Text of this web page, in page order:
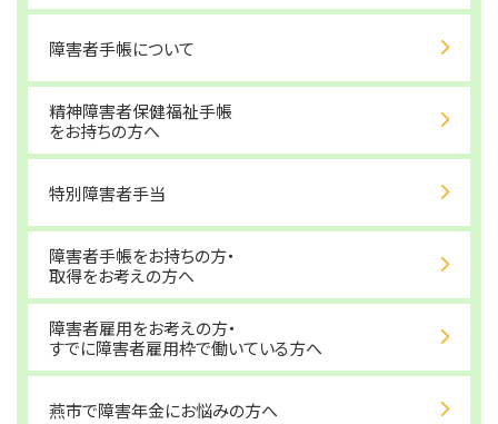
障害者手帳について
精神障害者保健福祉手帳
をお持ちの方へ
特別障害者手当
障害者手帳をお持ちの方・
取得をお考えの方へ
障害者雇用をお考えの方・
すでに障害者雇用枠で働いている方へ
燕市で障害年金にお悩みの方へ